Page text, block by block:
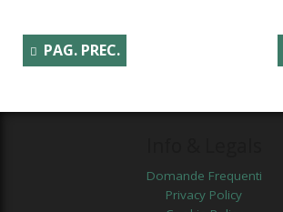
PAG. PREC.
Domande Frequenti
Privacy Policy